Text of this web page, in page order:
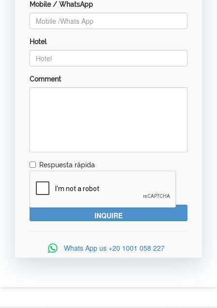
Mobile / WhatsApp
Hotel
Comment
Respuesta rápida
Whats App us +20 1001 058 227